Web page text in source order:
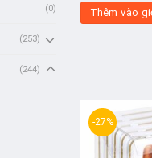
(0)
(253)
(244)
Thêm vào
-27%